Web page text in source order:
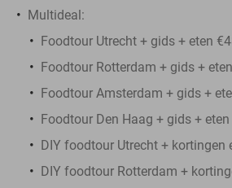
Multideal:
Foodtour Utrecht + gids + eten
Foodtour Rotterdam + gids +
Foodtour Amsterdam + gids +
Foodtour Den Haag + gids +
DIY foodtour Utrecht + kortingen
DIY foodtour Rotterdam +